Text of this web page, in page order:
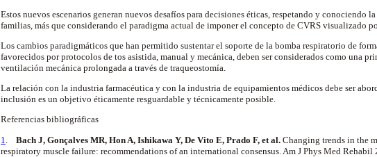
Estos nuevos escenarios generan nuevos desafíos para decisiones éticas, respetando y conociendo
familias, más que considerando el paradigma actual de imponer el concepto de CVRS visualizado
Los cambios paradigmáticos que han permitido sustentar el soporte de la bomba respiratorio de
favorecidos por protocolos de tos asistida, manual y mecánica, deben ser considerados como una
ventilación mecánica prolongada a través de traqueostomía
La relación con la industria farmacéutica y con la industria de equipamientos médicos debe ser
inclusión es un objetivo éticamente resguardable y técnicamente posible.
Referencias bibliográficas
1
Bach J, Gonçalves MR, Hon A, Ishikawa Y, De Vito E, Prado F, et al. Changing trends in the
respiratory muscle failure: recommendations of an international consensus. Am J Phys Med Rehabil